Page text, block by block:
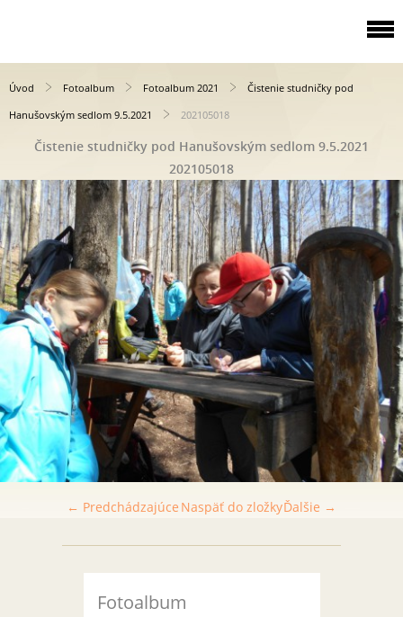
Úvod Fotoalbum Fotoalbum 2021
Čistenie studničky pod
Hanušovským sedlom 9.5.2021
202105018
Čistenie studničky pod Hanušovským sedlom 9.5.2021
202105018
← Predchádzajúce Ďalšie →
Naspäť do zložky
Fotoalbum